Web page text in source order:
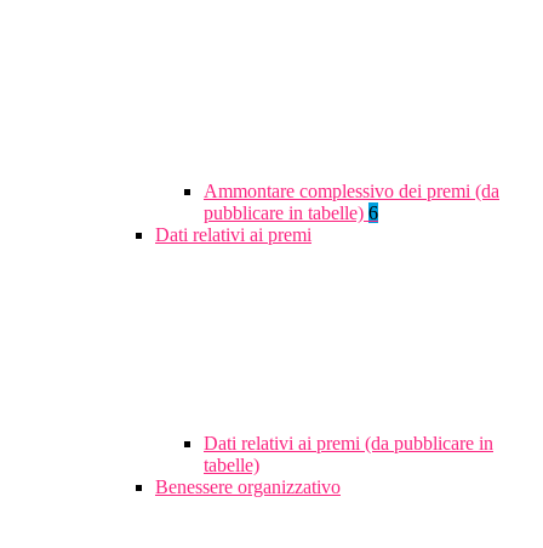
Ammontare complessivo dei premi (da
pubblicare in tabelle) 6
Dati relativi ai premi
Dati relativi ai premi (da pubblicare in
tabelle)
Benessere organizzativo